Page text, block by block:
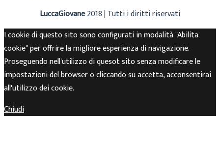
LuccaGiovane2018 | Tutti i diritti riservati
I cookie di questo sito sono configurati in modalità "Abilita
cookie" per offrire la migliore esperienza di navigazione.
Proseguendo nell'utilizzo di quesot sito senza modificare le
impostazioni del browser o cliccando su accetta, acconsentirai
all'utilizzo dei cookie.
Chiudi